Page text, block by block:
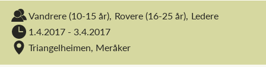
Vandrere(10-15 år), Rovere(16-25 år), Ledere
1.4.2017 - 3.4.2017
Triangelheimen, Meråker